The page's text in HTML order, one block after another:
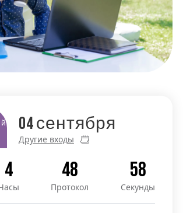
04сентября
Другие входы
4 48
Протокол
57
Секунды